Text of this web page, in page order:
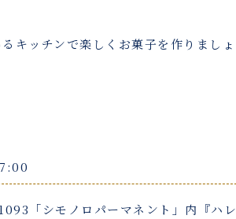
キッチンで楽しくお菓子を作りましょ
「シモノロパーマネント」内『ハレ